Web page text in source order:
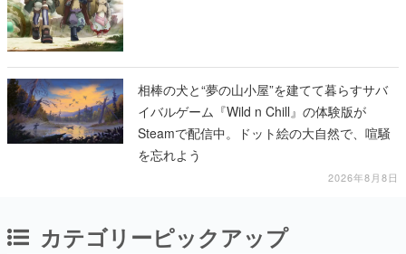
相棒の犬と“夢の山小屋”を建てて暮らすサバ
イバルゲーム『Wild n Chill』の体験版が
Steamで配信中。ドット絵の大自然で、喧騒
を忘れよう
2026年8月8日
カテゴリーピックアップ